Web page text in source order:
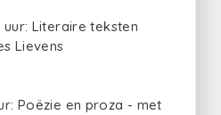
Literaire teksten
Lievens
Poëzie en proza - met